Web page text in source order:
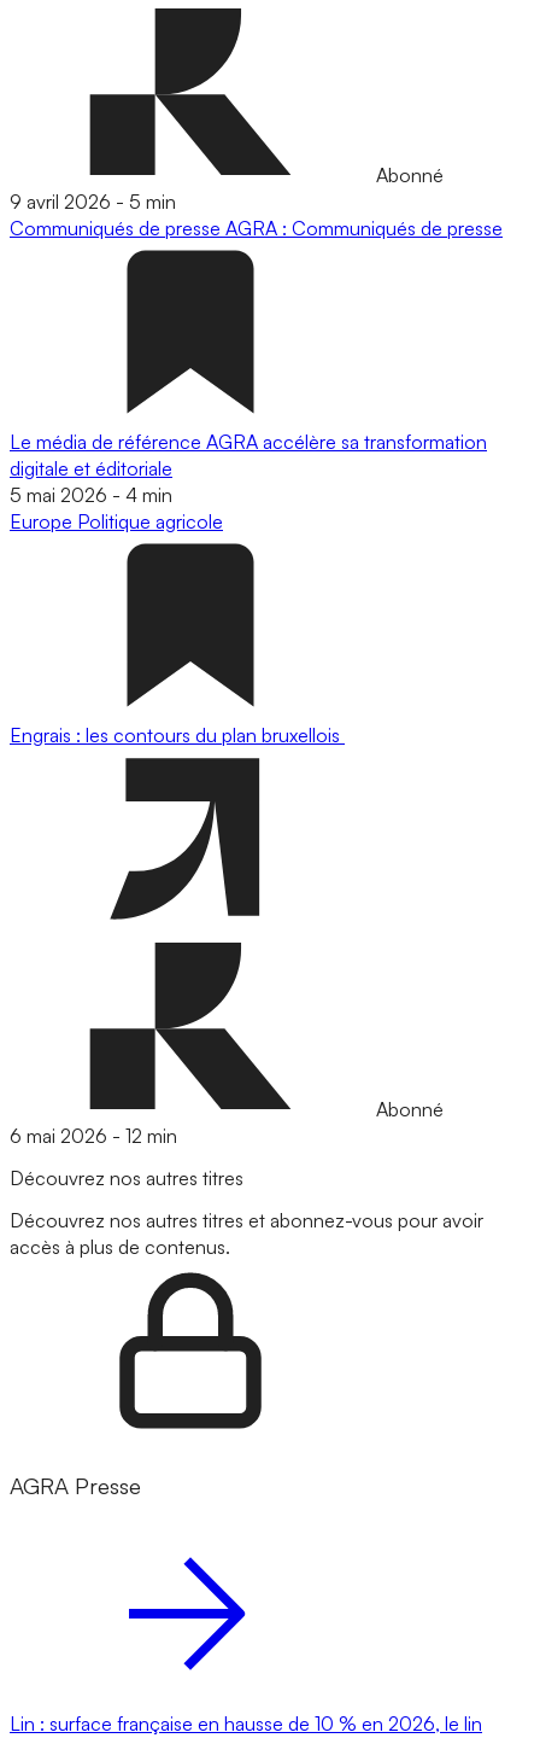
Abonné
9 avril 2026 - 5 min
Communiqués de presse AGRA : Communiqués de presse
Le média de référence AGRA accélère sa transformation
digitale et éditoriale
5 mai 2026 - 4 min
Europe Politique agricole
Engrais : les contours du plan bruxellois
Abonné
6 mai 2026 - 12 min
Découvrez nos autres titres
Découvrez nos autres titres et abonnez-vous pour avoir
accès à plus de contenus.
AGRA Presse
Lin : surface française en hausse de 10 % en 2026, le lin